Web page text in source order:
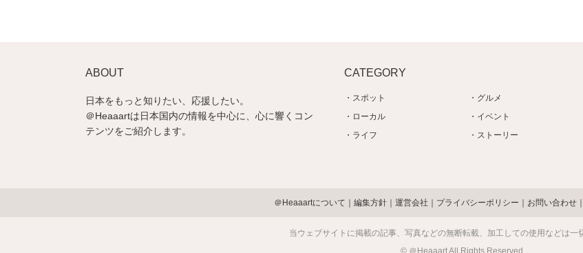
ABOUT
日本をもっと知りたい、応援したい。
＠Heaaartは日本国内の情報を中心に、心に響くコン
テンツをご紹介します。
CATEGORY
スポット
ローカル
ライフ
グルメ
イベント
ストーリー
＠Heaaartについて 編集方針 運営会社 プライバシーポリシー お問い合わせ
当ウェブサイトに掲載の記事、写真などの無断転載、加工しての使用などは一
© ＠Heaaart All Rights Reserved.